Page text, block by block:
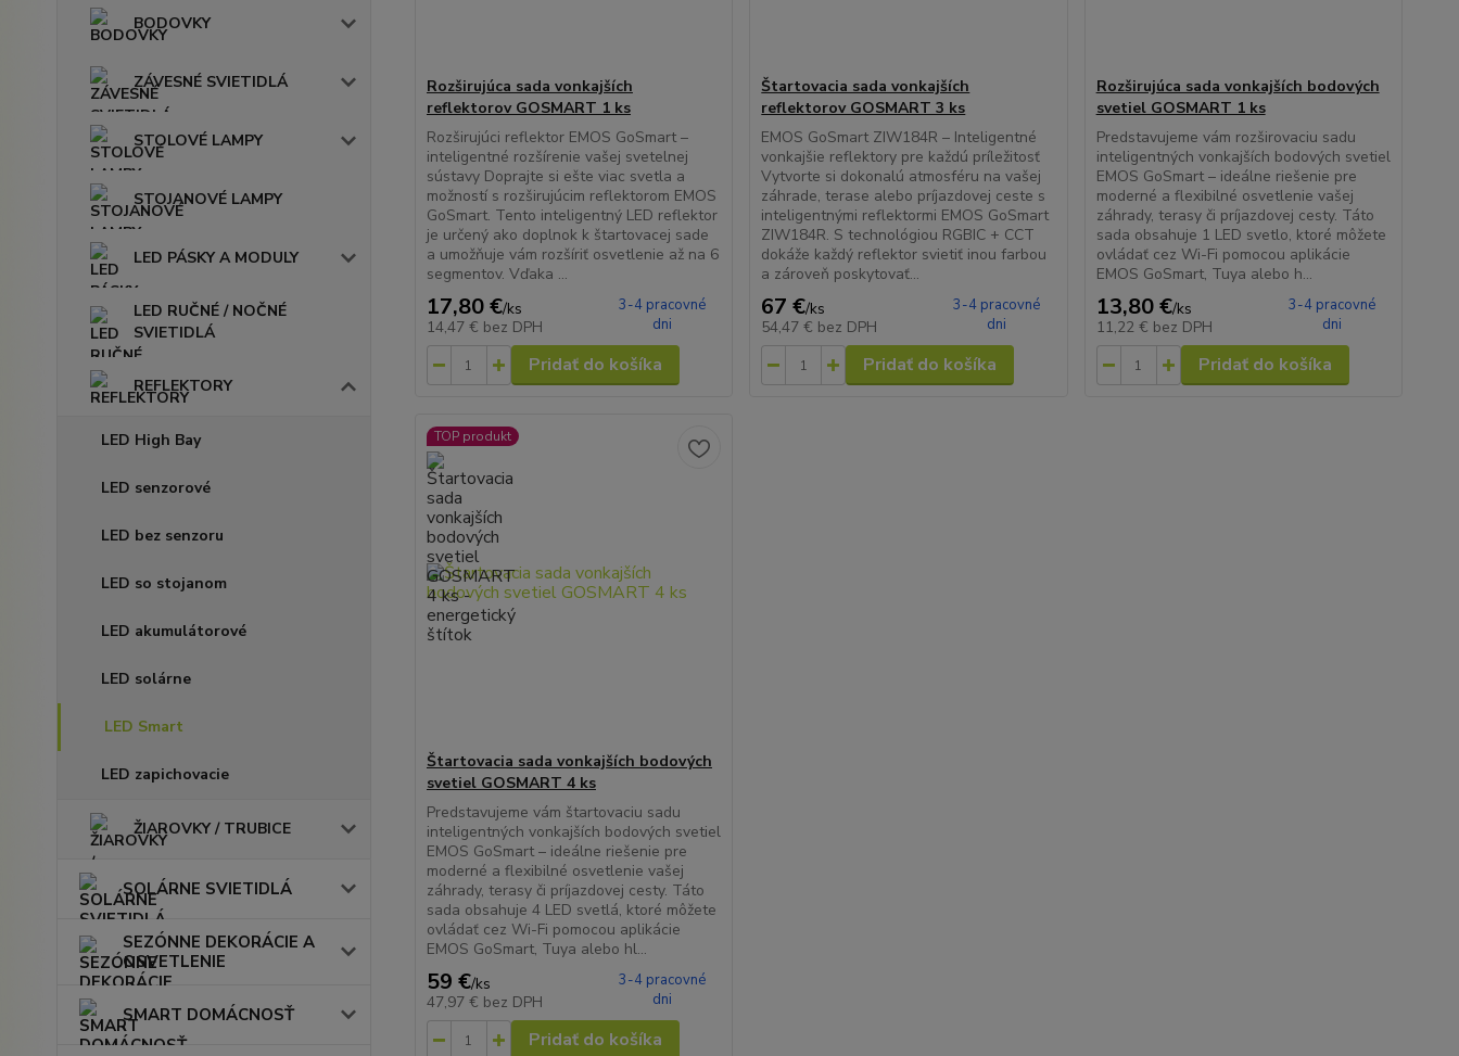
BODOVKY
ZÁVESNÉ SVIETIDLÁ
STOLOVÉ LAMPY
STOJANOVÉ LAMPY
LED PÁSKY A MODULY
LED RUČNÉ / NOČNÉ
SVIETIDLÁ
REFLEKTORY
LED High Bay
LED senzorové
LED bez senzoru
LED so stojanom
LED akumulátorové
LED solárne
LED Smart
LED zapichovacie
ŽIAROVKY / TRUBICE
SOLÁRNE SVIETIDLÁ
SEZÓNNE DEKORÁCIE A
OSVETLENIE
SMART DOMÁCNOSŤ
Rozširujúca sada vonkajších
reflektorov GOSMART 1 ks
Rozširujúci reflektor EMOS GoSmart –
inteligentné rozšírenie vašej svetelnej
sústavy Doprajte si ešte viac svetla a
možností s rozširujúcim reflektorom EMOS
GoSmart. Tento inteligentný LED reflektor
je určený ako doplnok k štartovacej sade
a umožňuje vám rozšíriť osvetlenie až na 6
segmentov. Vďaka ...
17,80 €/ks
14,47 € bez DPH
3-4 pracovné
dni
Pridať do košíka
Štartovacia sada vonkajších
reflektorov GOSMART 3 ks
EMOS GoSmart ZIW184R – Inteligentné
vonkajšie reflektory pre každú príležitosť
Vytvorte si dokonalú atmosféru na vašej
záhrade, terase alebo príjazdovej ceste s
inteligentnými reflektormi EMOS GoSmart
ZIW184R. S technológiou RGBIC + CCT
dokáže každý reflektor svietiť inou farbou
a zároveň poskytovať...
67 €/ks
54,47 € bez DPH
3-4 pracovné
dni
Pridať do košíka
Rozširujúca sada vonkajších bodových
svetiel GOSMART 1 ks
​Predstavujeme vám rozširovaciu sadu
inteligentných vonkajších bodových svetiel
EMOS GoSmart – ideálne riešenie pre
moderné a flexibilné osvetlenie vašej
záhrady, terasy či príjazdovej cesty. Táto
sada obsahuje 1 LED svetlo, ktoré môžete
ovládať cez Wi-Fi pomocou aplikácie
EMOS GoSmart, Tuya alebo h...
13,80 €/ks
11,22 € bez DPH
3-4 pracovné
dni
Pridať do košíka
TOP produkt
Štartovacia sada vonkajších bodových
svetiel GOSMART 4 ks
​Predstavujeme vám štartovaciu sadu
inteligentných vonkajších bodových svetiel
EMOS GoSmart – ideálne riešenie pre
moderné a flexibilné osvetlenie vašej
záhrady, terasy či príjazdovej cesty. Táto
sada obsahuje 4 LED svetlá, ktoré môžete
ovládať cez Wi-Fi pomocou aplikácie
EMOS GoSmart, Tuya alebo hl...
59 €/ks
47,97 € bez DPH
3-4 pracovné
dni
Pridať do košíka